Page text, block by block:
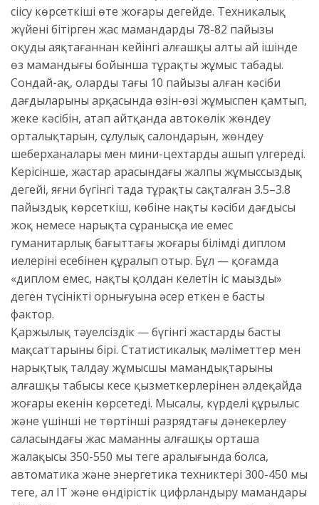
сіңісу көрсеткіші өте жоғары деңгейде. Техникалық
жүйені бітірген жас мамандардың 78-82 пайызы
оқуды аяқтағаннан кейінгі алғашқы алты ай ішінде
өз мамандығы бойынша тұрақты жұмыс табады.
Сондай-ақ, олардың тағы 10 пайызы алған кәсіби
дағдыларының арқасында өзін-өзі жұмыспен қамтып,
жеке кәсібін, атап айтқанда автокөлік жөндеу
орталықтарын, сұлулық салондарын, жөндеу
шеберханалары мен мини-цехтарды ашып үлгереді.
Керісінше, жастар арасындағы жалпы жұмыссыздық
деңгейі, яғни бүгінгі таңда тұрақты сақталған 3.5–3.8
пайыздық көрсеткіш, көбіне нақты кәсіби дағдысы
жоқ немесе нарықта сұранысқа ие емес
гуманитарлық бағыттағы жоғары білімді диплом
иелерінің есебінен құралып отыр. Бұл — қоғамда
«диплом емес, нақты қолдан келетін іс маңызды»
деген түсініктің орнығуына әсер еткен ең басты
фактор.
Қаржылық тәуелсіздік — бүгінгі жастардың басты
мақсаттарының бірі. Статистикалық мәліметтер мен
нарықтық талдау жұмысшы мамандықтарының
алғашқы табысы кеңсе қызметкерлерінен әлдеқайда
жоғары екенін көрсетеді. Мысалы, күрделі құрылыс
және үшінші не төртінші разрядтағы дәнекерлеу
саласындағы жас маманның алғашқы орташа
жалақысы 350-550 мың теңге аралығында болса,
автоматика және энергетика техниктері 300-450 мың
теңге, ал IT және өндірістік цифрландыру мамандары